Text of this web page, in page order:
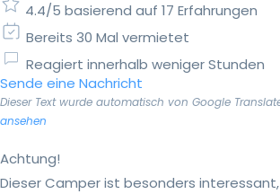
4.4/5 basierend auf 17 Erfahrungen
Bereits 30 Mal vermietet
Reagiert innerhalb weniger Stunden
Sende eine Nachricht
Dieser Text wurde automatisch von Google
ansehen
Achtung!
Dieser Camper ist besonders